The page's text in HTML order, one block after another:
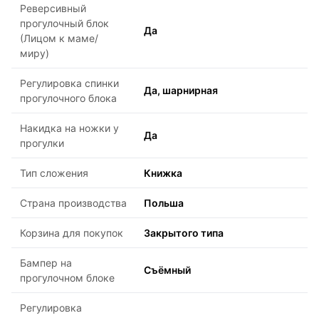
Реверсивный
прогулочный блок
(Лицом к маме/
миру)
Да
Регулировка спинки
прогулочного блока
Да, шарнирная
Накидка на ножки у
прогулки
Да
Тип сложения Книжка
Страна производства Польша
Корзина для покупок Закрытого типа
Бампер на
прогулочном блоке
Съёмный
Регулировка